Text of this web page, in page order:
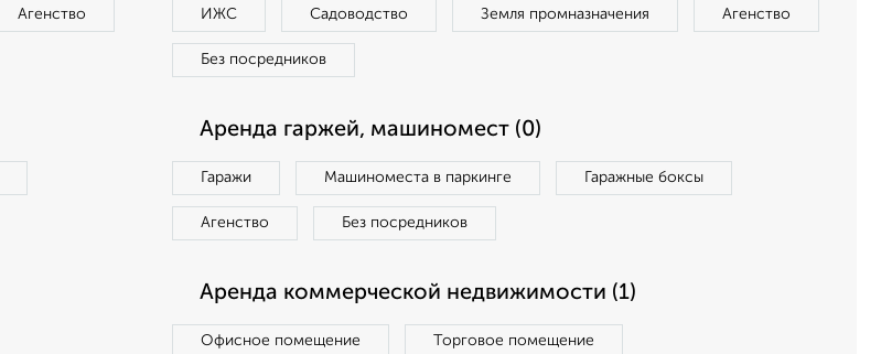
Агенство ИЖС Садоводство Земля промназначения Агенство
Без посредников
Аренда гаржей, машиномест (0)
Гаражи Машиноместа в паркинге Гаражные боксы
Агенство Без посредников
Аренда коммерческой недвижимости (1)
Офисное помещение Торговое помещение